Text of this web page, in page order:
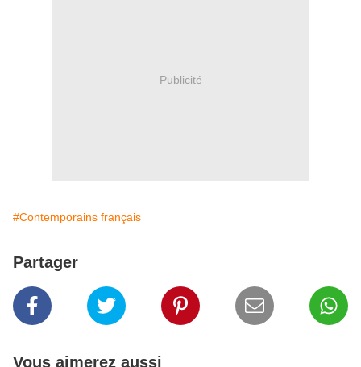
Publicité
#Contemporains français
Partager
Vous aimerez aussi